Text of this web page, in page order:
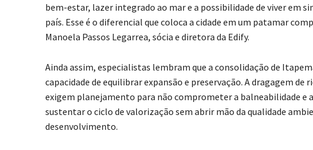
bem-estar, lazer integrado ao mar e a possibilidade de viver em
país. Esse é o diferencial que coloca a cidade em um patamar
Manoela Passos Legarrea, sócia e diretora da Edify.
Ainda assim, especialistas lembram que a consolidação de
capacidade de equilibrar expansão e preservação. A dragagem
exigem planejamento para não comprometer a balneabilidade e
sustentar o ciclo de valorização sem abrir mão da qualidade
desenvolvimento.